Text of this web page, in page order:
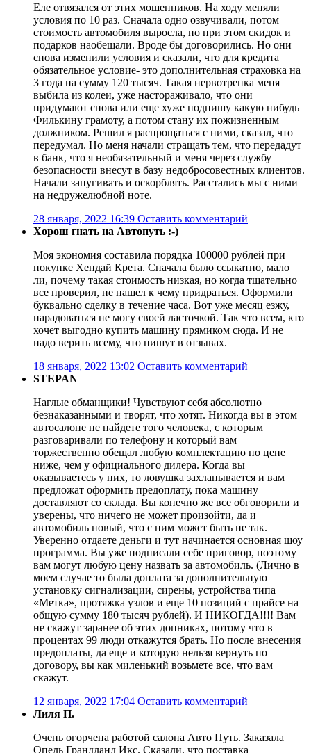
Еле отвязался от этих мошенников. На ходу меняли
условия по 10 раз. Сначала одно озвучивали, потом
стоимость автомобиля выросла, но при этом скидок и
подарков наобещали. Вроде бы договорились. Но они
снова изменили условия и сказали, что для кредита
обязательное условие- это дополнительная страховка на
3 года на сумму 120 тысяч. Такая нервотрепка меня
выбила из колеи, уже настораживало, что они
придумают снова или еще хуже подпишу какую нибудь
Филькину грамоту, а потом стану их пожизненным
должником. Решил я распрощаться с ними, сказал, что
передумал. Но меня начали стращать тем, что передадут
в банк, что я необязательный и меня через службу
безопасности внесут в базу недобросовестных клиентов.
Начали запугивать и оскорблять. Расстались мы с ними
на недружелюбной ноте.
28 января, 2022 16:39 Оставить комментарий
Хорош гнать на Автопуть :-)
Моя экономия составила порядка 100000 рублей при
покупке Хендай Крета. Сначала было ссыкатно, мало
ли, почему такая стоимость низкая, но когда тщательно
все проверил, не нашел к чему придраться. Оформили
буквально сделку в течение часа. Вот уже месяц езжу,
нарадоваться не могу своей ласточкой. Так что всем, кто
хочет выгодно купить машину прямиком сюда. И не
надо верить всему, что пишут в отзывах.
18 января, 2022 13:02 Оставить комментарий
STEPAN
Наглые обманщики! Чувствуют себя абсолютно
безнаказанными и творят, что хотят. Никогда вы в этом
автосалоне не найдете того человека, с которым
разговаривали по телефону и который вам
торжественно обещал любую комплектацию по цене
ниже, чем у официального дилера. Когда вы
оказываетесь у них, то ловушка захлапывается и вам
предложат оформить предоплату, пока машину
доставляют со склада. Вы конечно же все обговорили и
уверены, что ничего не может произойти, да и
автомобиль новый, что с ним может быть не так.
Уверенно отдаете деньги и тут начинается основная шоу
программа. Вы уже подписали себе приговор, поэтому
вам могут любую цену назвать за автомобиль. (Лично в
моем случае то была доплата за дополнительную
установку сигнализации, сирены, устройства типа
«Метка», протяжка узлов и еще 10 позиций с прайсе на
общую сумму 180 тысяч рублей). И НИКОГДА!!!! Вам
не скажут заранее об этих допниках, потому что в
процентах 99 люди откажутся брать. Но после внесения
предоплаты, да еще и которую нельзя вернуть по
договору, вы как миленький возьмете все, что вам
скажут.
12 января, 2022 17:04 Оставить комментарий
Лиля П.
Очень огорчена работой салона Авто Путь. Заказала
Опель Грандланд Икс. Сказали, что поставка